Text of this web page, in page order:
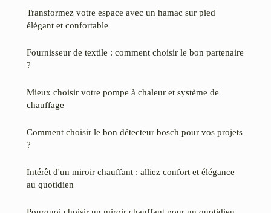
Transformez votre espace avec un hamac sur pied
élégant et confortable
Fournisseur de textile : comment choisir le bon partenaire
?
Mieux choisir votre pompe à chaleur et système de
chauffage
Comment choisir le bon détecteur bosch pour vos projets
?
Intérêt d'un miroir chauffant : alliez confort et élégance
au quotidien